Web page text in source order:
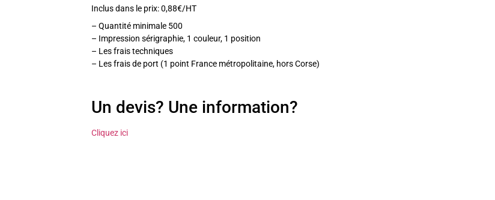
Inclus dans le prix: 0,88€/HT
– Quantité minimale 500
– Impression sérigraphie, 1 couleur, 1 position
– Les frais techniques
– Les frais de port (1 point France métropolitaine, hors Corse)
Un devis? Une information?
Cliquez ici